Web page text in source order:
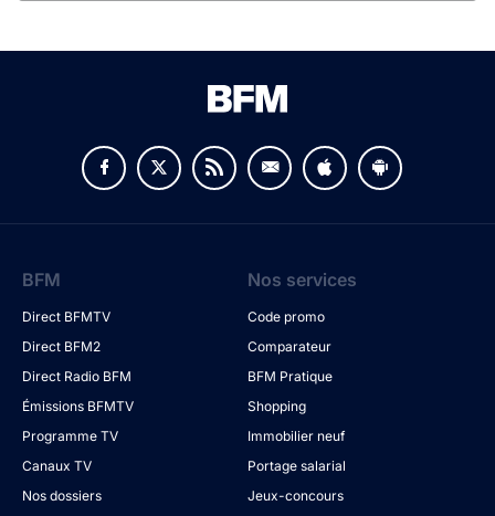
BFM
Direct BFMTV
Direct BFM2
Direct Radio BFM
Émissions BFMTV
Programme TV
Canaux TV
Nos dossiers
Nos services
Code promo
Comparateur
BFM Pratique
Shopping
Immobilier neuf
Portage salarial
Jeux-concours